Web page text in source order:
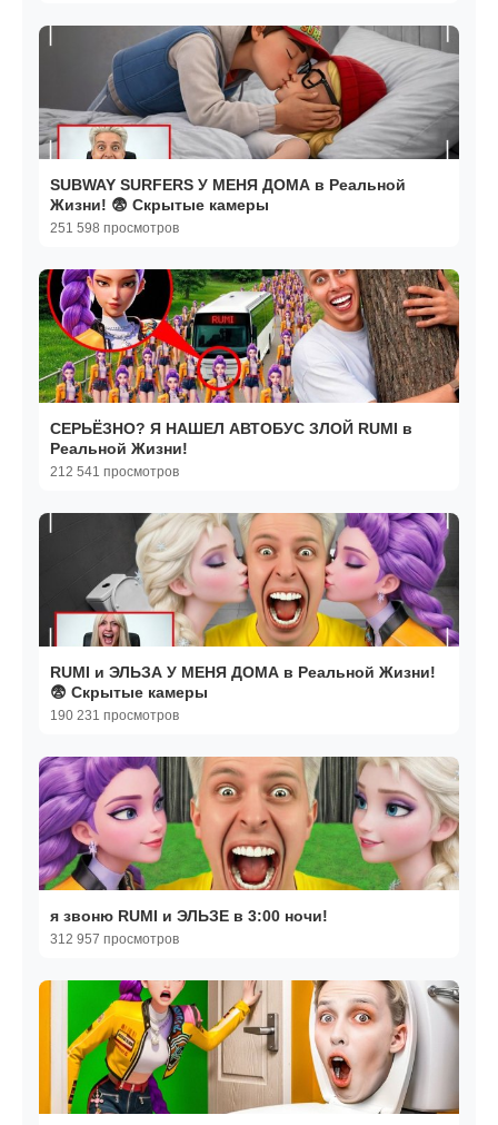
SUBWAY SURFERS У МЕНЯ ДОМА в Реальной
Жизни! 😨 Скрытые камеры
251 598 просмотров
СЕРЬЁЗНО? Я НАШЕЛ АВТОБУС ЗЛОЙ RUMI в
Реальной Жизни!
212 541 просмотров
RUMI и ЭЛЬЗА У МЕНЯ ДОМА в Реальной Жизни!
😨 Скрытые камеры
190 231 просмотров
я звоню RUMI и ЭЛЬЗЕ в 3:00 ночи!
312 957 просмотров